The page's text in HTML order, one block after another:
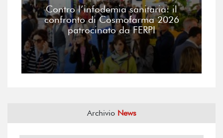
Contro l’infodemia sanitaria: il
confronto di Cosmofarma 2026
patrocinato da FERPI
Archivio News